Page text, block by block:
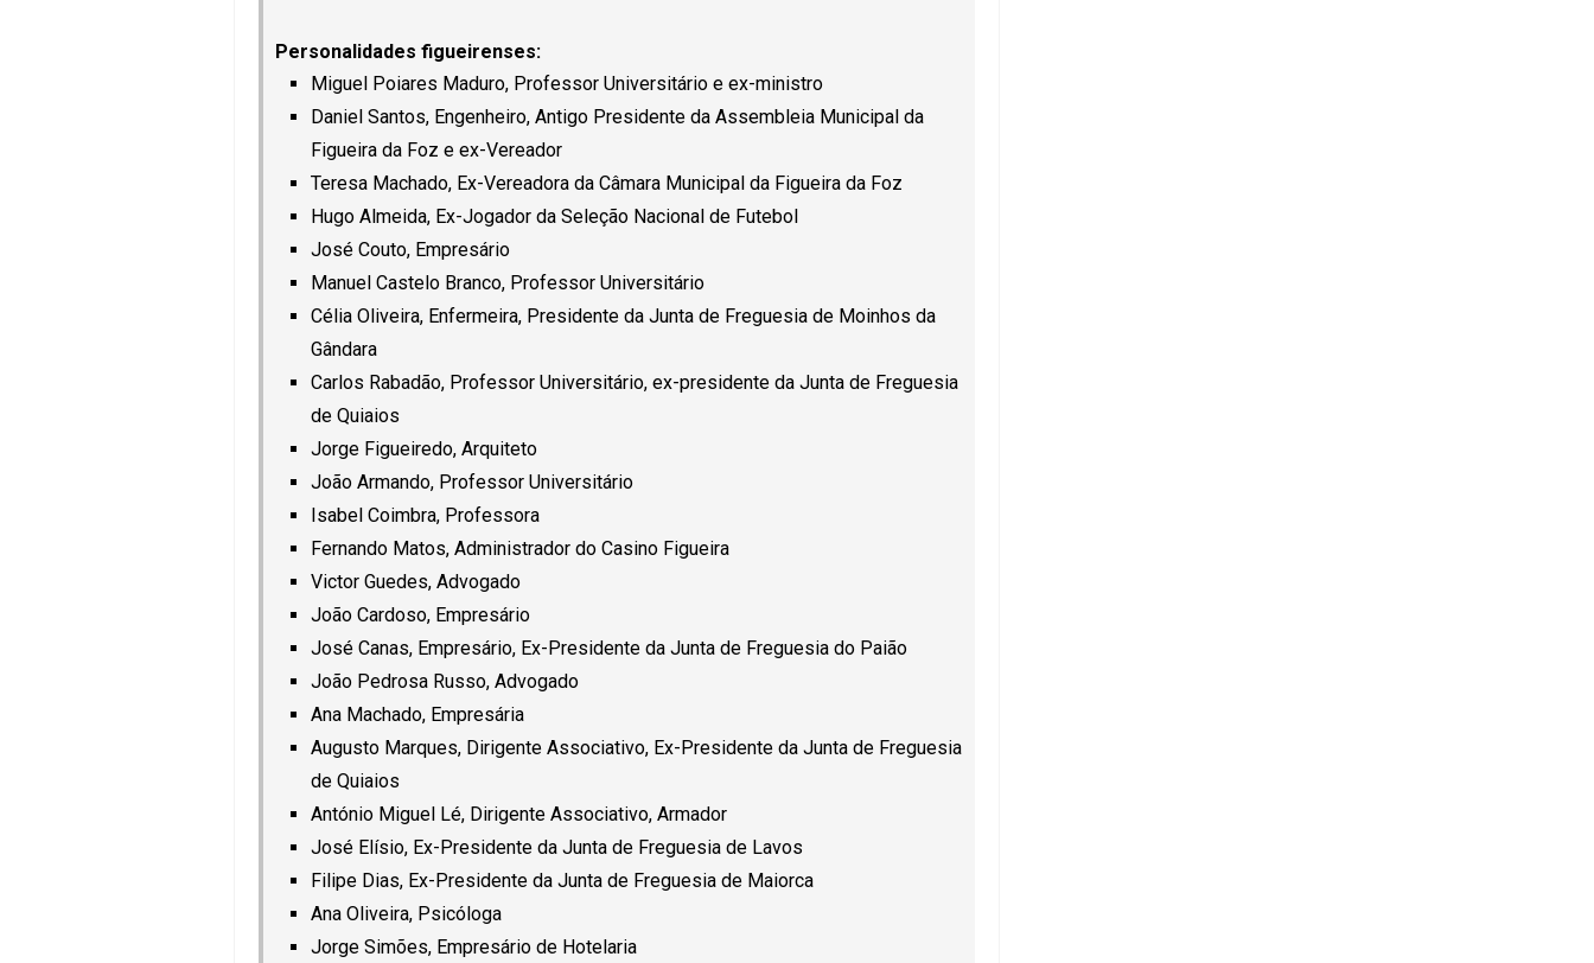
Personalidades figueirenses:
Miguel Poiares Maduro, Professor Universitário e ex-ministro
Daniel Santos, Engenheiro, Antigo Presidente da Assembleia Municipal da
Figueira da Foz e ex-Vereador
Teresa Machado, Ex-Vereadora da Câmara Municipal da Figueira da Foz
Hugo Almeida, Ex-Jogador da Seleção Nacional de Futebol
José Couto, Empresário
Manuel Castelo Branco, Professor Universitário
Célia Oliveira, Enfermeira, Presidente da Junta de Freguesia de Moinhos da
Gândara
Carlos Rabadão, Professor Universitário, ex-presidente da Junta de Freguesia
de Quiaios
Jorge Figueiredo, Arquiteto
João Armando, Professor Universitário
Isabel Coimbra, Professora
Fernando Matos, Administrador do Casino Figueira
Victor Guedes, Advogado
João Cardoso, Empresário
José Canas, Empresário, Ex-Presidente da Junta de Freguesia do Paião
João Pedrosa Russo, Advogado
Ana Machado, Empresária
Augusto Marques, Dirigente Associativo, Ex-Presidente da Junta de Freguesia
de Quiaios
António Miguel Lé, Dirigente Associativo, Armador
José Elísio, Ex-Presidente da Junta de Freguesia de Lavos
Filipe Dias, Ex-Presidente da Junta de Freguesia de Maiorca
Ana Oliveira, Psicóloga
Jorge Simões, Empresário de Hotelaria